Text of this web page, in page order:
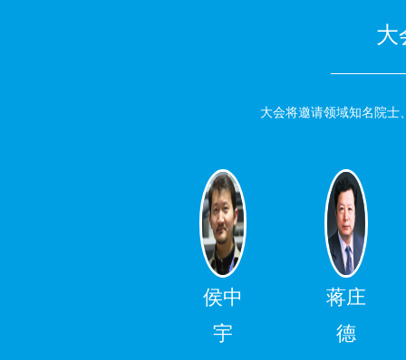
大
大会将邀请领域知名院士
侯中
宇
蒋庄
德